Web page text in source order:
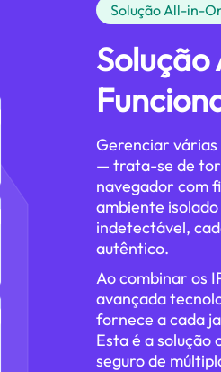
Solução All-in-
Gerenciar várias
— trata-se de
navegador com
ambiente
indetectável,
autêntico.
Ao combinar os
avançada
fornece a cada
Esta é a
seguro de